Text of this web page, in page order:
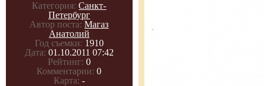
Категория: Санкт-
Петербург
Автор поста: Магаз
Анатолий
Год съемки: 1910
Дата: 01.10.2011 07:42
Рейтинг: 0
Комментарии: 0
Карта: -